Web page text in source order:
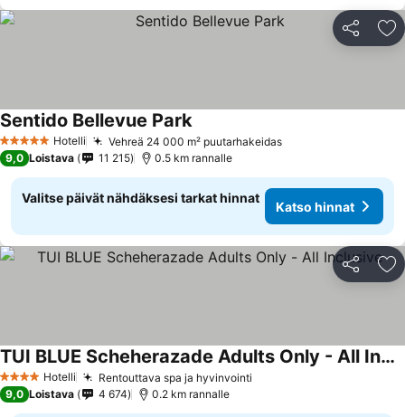
Jaa
5 Tähtiluokitus
Hotelli Vehreä 24 000 m² puutarhakeidas
Sentido Bellevue Park
9,0 Loistava 11 215 0.5 km rannalle
Valitse päivät nähdäksesi tarkat hinnat
Katso hinnat
Jaa
4 Tähtiluokitus
Hotelli Rentouttava spa ja hyvinvointi
TUI BLUE Scheherazade Adults Only - All Inclusive
9,0 Loistava 4 674 0.2 km rannalle